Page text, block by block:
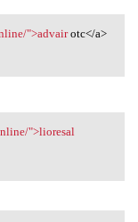
">advairotc</a>
">lioresal